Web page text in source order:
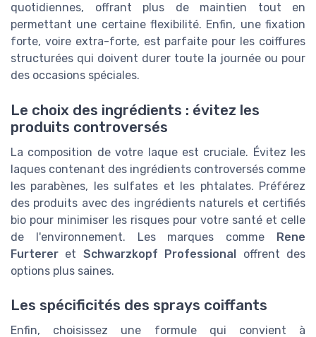
quotidiennes, offrant plus de maintien tout en
permettant une certaine flexibilité. Enfin, une fixation
forte, voire extra-forte, est parfaite pour les coiffures
structurées qui doivent durer toute la journée ou pour
des occasions spéciales.
Le choix des ingrédients : évitez les
produits controversés
La composition de votre laque est cruciale. Évitez les
laques contenant des ingrédients controversés comme
les parabènes, les sulfates et les phtalates. Préférez
des produits avec des ingrédients naturels et certifiés
bio pour minimiser les risques pour votre santé et celle
de l'environnement. Les marques comme Rene
Furterer et Schwarzkopf Professional offrent des
options plus saines.
Les spécificités des sprays coiffants
Enfin, choisissez une formule qui convient à